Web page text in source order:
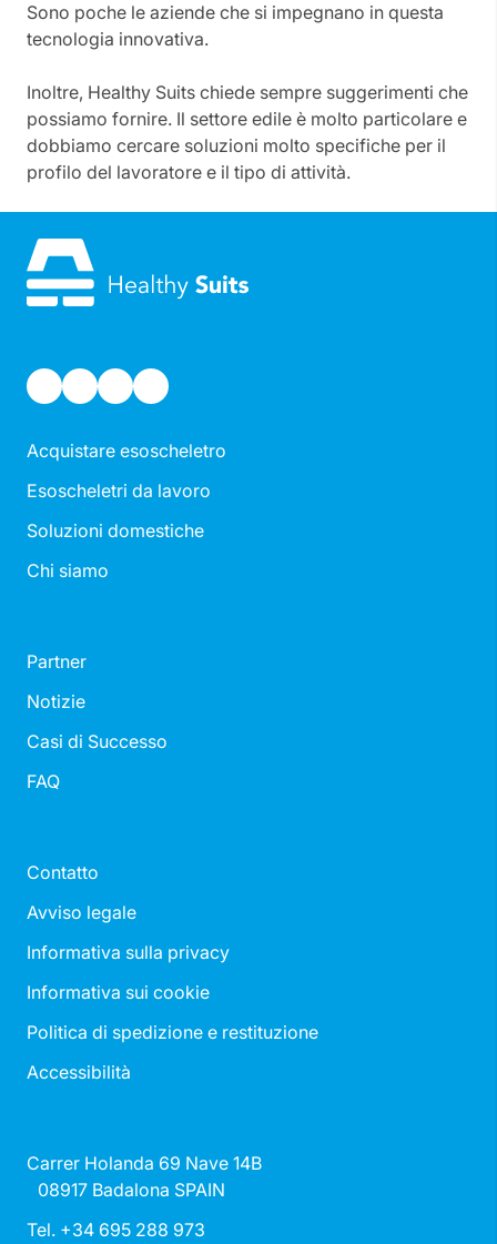
Sono poche le aziende che si impegnano in questa
tecnologia innovativa.
Inoltre, Healthy Suits chiede sempre suggerimenti che
possiamo fornire. Il settore edile è molto particolare e
dobbiamo cercare soluzioni molto specifiche per il
profilo del lavoratore e il tipo di attività.
Acquistare esoscheletro
Esoscheletri da lavoro
Soluzioni domestiche
Chi siamo
Partner
Notizie
Casi di Successo
FAQ
Contatto
Avviso legale
Informativa sulla privacy
Informativa sui cookie
Politica di spedizione e restituzione
Accessibilità
Carrer Holanda 69 Nave 14B
08917 Badalona SPAIN
Tel. +34 695 288 973